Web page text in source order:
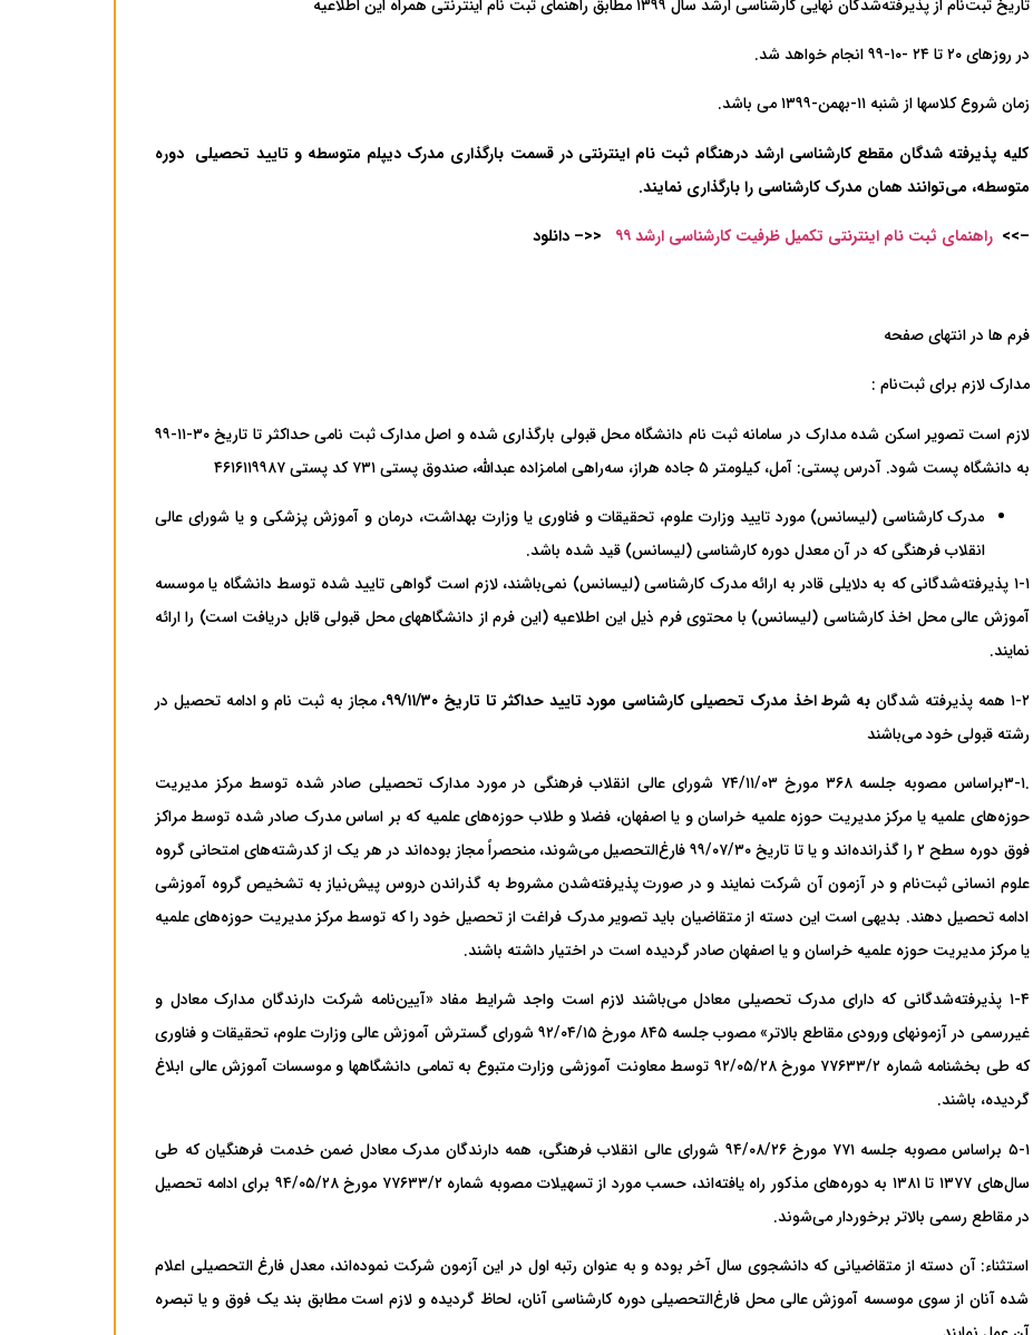
تاریخ ثبت‌نام از پذیرفته‌شدگان نهایی کارشناسی ارشد سال ۱۳۹۹ مطابق راهنمای ثبت نام اینترنتی همراه این اطلاعیه
در روزهای ۲۰ تا ۲۴ -۱۰-۹۹ انجام خواهد شد.
زمان شروع کلاسها از شنبه ۱۱-بهمن-۱۳۹۹ می باشد.
کلیه پذیرفته شدگان مقطع کارشناسی ارشد درهنگام ثبت نام اینترنتی در قسمت بارگذاری مدرک دیپلم متوسطه و تایید تحصیلی دوره
متوسطه، می‌توانند همان مدرک کارشناسی را بارگذاری نمایند.
–>>راهنمای ثبت نام اینترنتی تکمیل ظرفیت کارشناسی ارشد ۹۹ <<–دانلود
فرم ها در انتهای صفحه
مدارک‌ لازم‌ برای‌ ثبت‌نام‌ :
لازم است تصویر اسکن شده مدارک در سامانه ثبت نام دانشگاه محل قبولی بارگذاری شده و اصل مدارک ثبت نامی حداکثر تا تاریخ ۳۰-۱۱-۹۹
به دانشگاه پست شود. آدرس پستی: آمل، کیلومتر ۵ جاده هراز، سه‌راهی امامزاده عبدالله، صندوق پستی ۷۳۱ کد پستی ۴۶۱۶۱۱۹۹۸۷
مدرک‌ کارشناسی‌ (لیسانس‌) مورد تایید وزارت‌ علوم‌، تحقیقات‌ و فناوری‌ یا وزارت‌ بهداشت‌، درمان‌ و آموزش‌ پزشکی‌ و یا شورای ‌عالی‌
انقلاب‌ فرهنگی‌ که‌ در آن‌ معدل‌ دوره‌ کارشناسی‌ (لیسانس‌) قید شده‌ باشد‌.
۱-۱ پذیرفته‌شدگانی‌ که‌ به‌ دلایلی‌ قادر به‌ ارائه‌ مدرک‌ کارشناسی (لیسانس‌) نمی‌باشند، لازم‌ است‌ گواهی‌ تایید شده‌ توسط دانشگاه‌ یا موسسه‌
آموزش‌ عالی‌ محل ‌اخذ کارشناسی‌ (لیسانس‌) با محتوی فرم ذیل این اطلاعیه (این فرم از دانشگاههای محل قبولی قابل دریافت است) را ارائه‌
نمایند.
۱-۲ همه پذیرفته شدگان به شرط اخذ مدرک تحصیلی کارشناسی مورد تایید حداکثر تا تاریخ ۹۹/۱۱/۳۰
، مجاز به ثبت نام و ادامه تحصیل در
رشته قبولی خود می‌باشند
.۳-۱براساس‌ مصوبه‌ جلسه ۳۶۸ مورخ ‌۷۴/۱۱/۰۳ شورای عالی‌ انقلاب فرهنگی‌ در مورد مدارک‌ تحصیلی‌ صادر شده‌ توسط مرکز مدیریت
حوزه‌های علمیه یا مرکز مدیریت حوزه علمیه خراسان و یا اصفهان، فضلا و طلاب ‌حوزه‌های علمیه که بر اساس‌ مدرک‌ صادر شده‌ توسط مراکز
فوق دوره ‌سطح ‌۲ را گذرانده‌اند و یا تا تاریخ ۹۹/۰۷/۳۰ فارغ‌التحصیل‌ می‌شوند،‌ منحصراً مجاز بوده‌اند در هر یک‌ از کدرشته‌های ‌امتحانی گروه
علوم انسانی ثبت‌نام‌ و در آزمون‌ آن‌ شرکت‌ نمایند و در صورت پذیرفته‌شدن مشروط به گذراندن دروس پیش‌نیاز به تشخیص گروه آموزشی
ادامه تحصیل دهند. بدیهی‌ است ‌این‌ دسته‌ از متقاضیان باید تصویر مدرک‌ فراغت‌ از تحصیل‌ خود را که‌ توسط مرکز مدیریت حوزه‌های علمیه
یا مرکز مدیریت حوزه علمیه خراسان و یا اصفهان صادر گردیده ‌است‌ در اختیار داشته باشند.
۱-۴ پذیرفته‌شدگانی‌ که‌ دارای مدرک تحصیلی معادل می‌باشند لازم است واجد شرایط مفاد «آیین‌نامه شرکت دارندگان مدارک معادل و
غیررسمی در آزمونهای ورودی مقاطع بالاتر» مصوب جلسه ۸۴۵ مورخ ۹۲/۰۴/۱۵ شورای گسترش آموزش عالی وزارت علوم، تحقیقات‌ و فناوری‌
که طی بخشنامه شماره ۷۷۶۳۳/۲ مورخ ۹۲/۰۵/۲۸ توسط معاونت آموزشی وزارت متبوع به تمامی دانشگاهها و موسسات آموزش عالی ابلاغ
گردیده، باشند.
۵-۱ براساس مصوبه جلسه ۷۷۱ مورخ ۹۴/۰۸/۲۶ شورای عالی انقلاب فرهنگی، همه دارندگان مدرک معادل ضمن خدمت فرهنگیان که طی
سال‌های ۱۳۷۷ تا ۱۳۸۱ به دوره‌های مذکور راه یافته‌اند، حسب مورد از تسهیلات مصوبه شماره ۷۷۶۳۳/۲ مورخ ۹۴/۰۵/۲۸ برای ادامه تحصیل
در مقاطع رسمی بالاتر برخوردار می‌شوند.
استثناء: آن دسته از متقاضیانی که دانشجوی سال آخر بوده و به عنوان رتبه اول در این آزمون شرکت نموده‌اند، معدل فارغ التحصیلی اعلام
شده آنان از سوی موسسه آموزش ‌عالی محل فارغ‌‌التحصیلی دوره کارشناسی آنان، لحاظ گردیده و لازم است مطابق بند یک فوق و یا تبصره